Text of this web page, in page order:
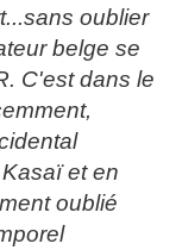
oublier
belge se
C'est dans le
et en
oublié